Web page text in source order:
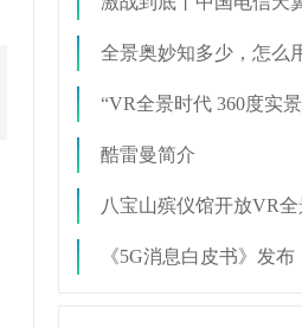
全景奥妙知多少，怎么
“VR全景时代 360度实
酷雷曼简介
八宝山殡仪馆开放VR
《5G消息白皮书》发布